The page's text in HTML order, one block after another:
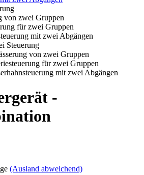
-
(Ausland abweichend)